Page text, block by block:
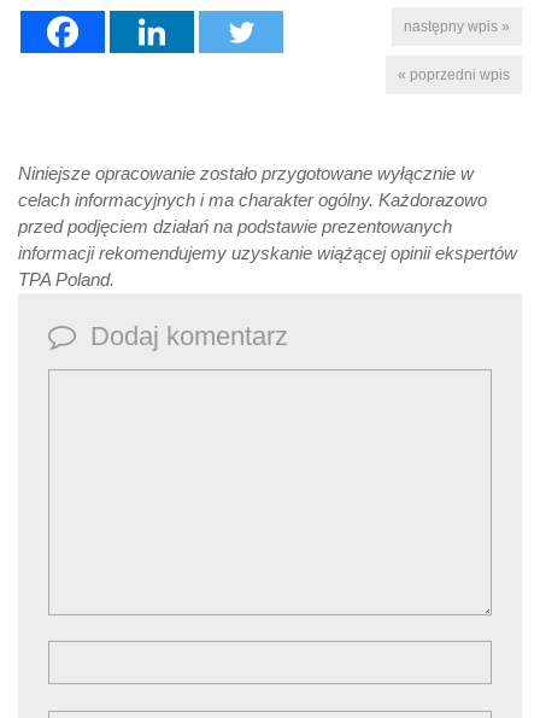
następny wpis »
« poprzedni wpis
Niniejsze opracowanie zostało przygotowane wyłącznie w
celach informacyjnych i ma charakter ogólny. Każdorazowo
przed podjęciem działań na podstawie prezentowanych
informacji rekomendujemy uzyskanie wiążącej opinii ekspertów
TPA Poland.
Dodaj komentarz